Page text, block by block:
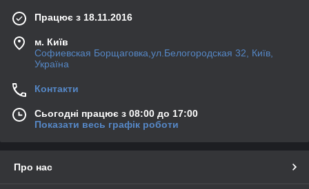
Працює з 18.11.2016
м. Київ
Софиевская Борщаговка,ул.Белогородская 32, Київ,
Україна
Контакти
Сьогодні працює з 08:00 до 17:00
Показати весь графік роботи
Про нас